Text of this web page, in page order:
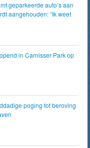
geparkeerde auto’s aan
aangehouden: “Ik weet
in Carnisser Park op
poging tot beroving